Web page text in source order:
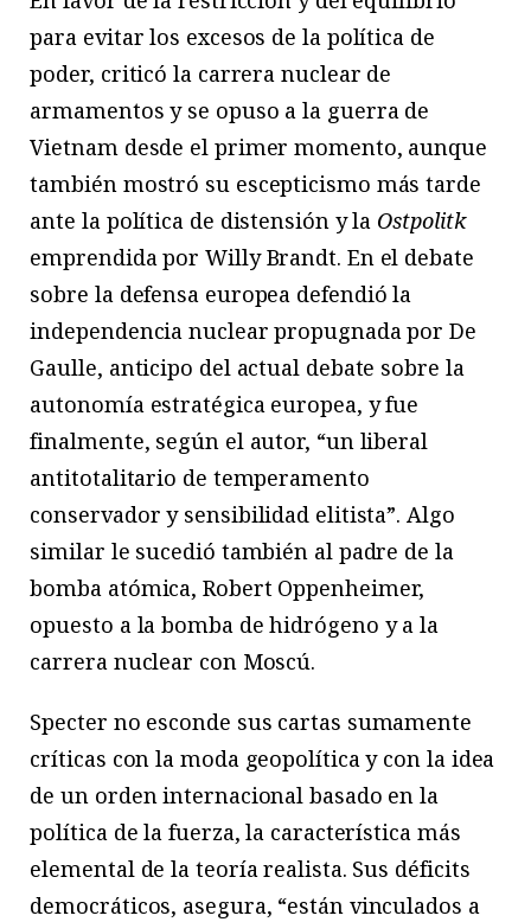
para evitar los excesos de la política de
poder, criticó la carrera nuclear de
armamentos y se opuso a la guerra de
Vietnam desde el primer momento, aunque
también mostró su escepticismo más tarde
ante la política de distensión y la Ostpolitk
emprendida por Willy Brandt. En el debate
sobre la defensa europea defendió la
independencia nuclear propugnada por De
Gaulle, anticipo del actual debate sobre la
autonomía estratégica europea, y fue
finalmente, según el autor, “un liberal
antitotalitario de temperamento
conservador y sensibilidad elitista”. Algo
similar le sucedió también al padre de la
bomba atómica, Robert Oppenheimer,
opuesto a la bomba de hidrógeno y a la
carrera nuclear con Moscú.
Specter no esconde sus cartas sumamente
críticas con la moda geopolítica y con la idea
de un orden internacional basado en la
política de la fuerza, la característica más
elemental de la teoría realista. Sus déficits
democráticos, asegura, “están vinculados a